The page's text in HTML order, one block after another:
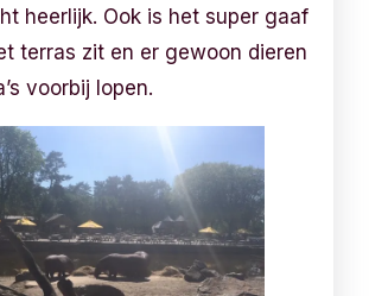
heerlijk. Ook is het super gaaf
terras zit en er gewoon dieren
voorbij lopen.